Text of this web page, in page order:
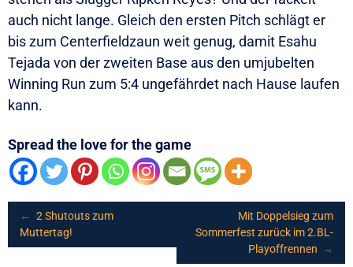
auch nicht lange. Gleich den ersten Pitch schlägt er
bis zum Centerfieldzaun weit genug, damit Esahu
Tejada von der zweiten Base aus den umjubelten
Winning Run zum 5:4 ungefährdet nach Hause laufen
kann.
Spread the love for the game
Post
←
2 Shutouts zum
Muttertag!
Mit Doppelsieg zum
Sommerfest zurück im 2.BL-
Playoffrennen
→